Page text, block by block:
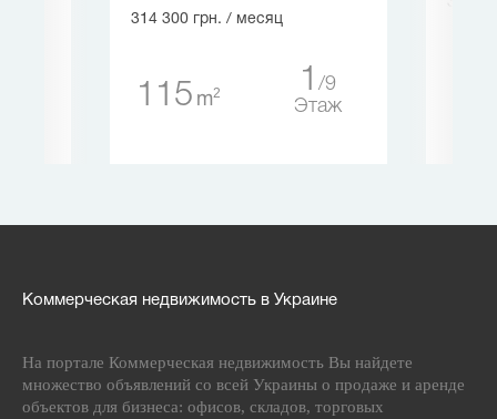
314 300 грн. / месяц
115 m2 1
9
Этаж
Коммерческая недвижимость в Украине
На портале Коммерческая недвижимость Вы найдете
множество объявлений со всей Украины о продаже и аренде
объектов для бизнеса: офисов, складов, торговых